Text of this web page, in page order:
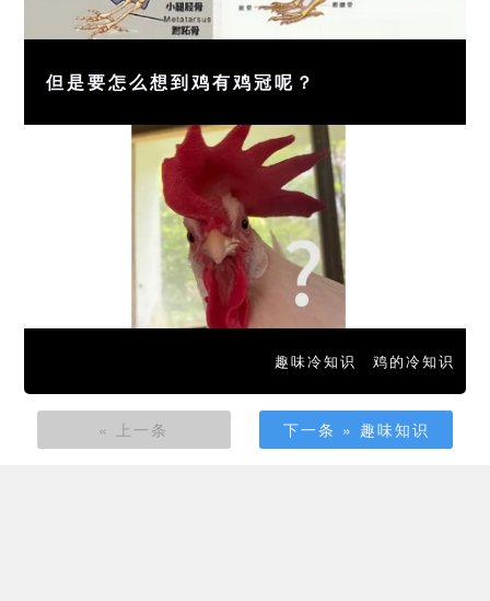
但是要怎么想到鸡有鸡冠呢？
趣味冷知识 鸡的冷知识
« 上一条 下一条 » 趣味知识